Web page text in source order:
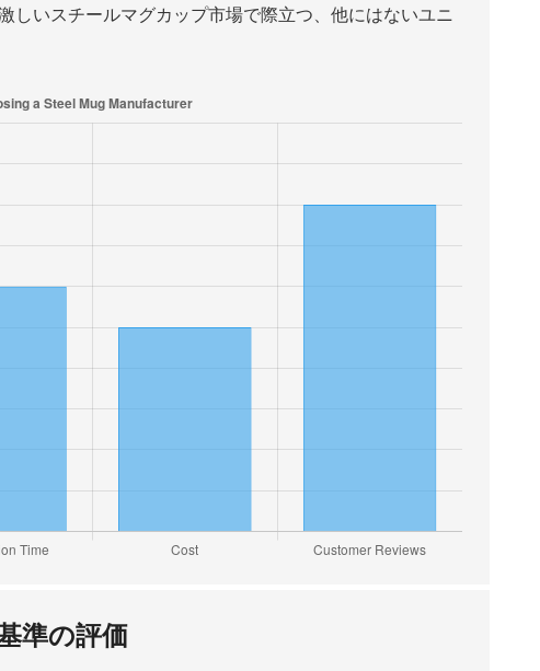
いスチールマグカップ市場で際立つ、他にはないユニ
準の評価